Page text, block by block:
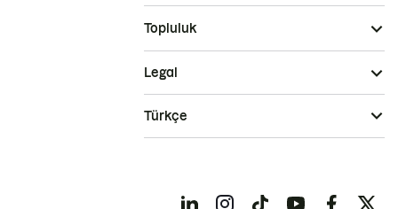
Topluluk
Legal
Türkçe